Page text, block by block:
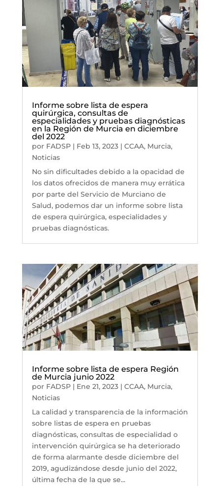
Informe sobre lista de espera
quirúrgica, consultas de
especialidades y pruebas diagnósticas
en la Región de Murcia en diciembre
del 2022
por FADSP| Feb 13, 2023| CCAA, Murcia,
Noticias
No sin dificultades debido a la opacidad de
los datos ofrecidos de manera muy errática
por parte del Servicio de Murciano de
Salud, podemos dar un informe sobre lista
de espera quirúrgica, especialidades y
pruebas diagnósticas.
Informe sobre lista de espera Región
de Murcia junio 2022
por FADSP| Ene 21, 2023| CCAA, Murcia,
Noticias
La calidad y transparencia de la información
sobre listas de espera en pruebas
diagnósticas, consultas de especialidad o
intervención quirúrgica se ha deteriorado
de forma alarmante desde diciembre del
2019, agudizándose desde junio del 2022,
última fecha de la que se...